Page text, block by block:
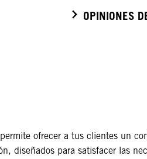
OPINIONES
ofrecer a tus clientes un
diseñados para satisfacer las